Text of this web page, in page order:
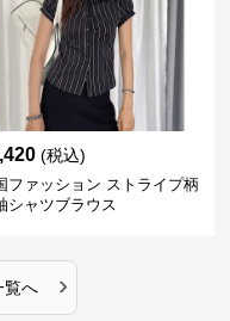
(税込)
ファッション ストライプ柄
シャツブラウス
覧へ ›